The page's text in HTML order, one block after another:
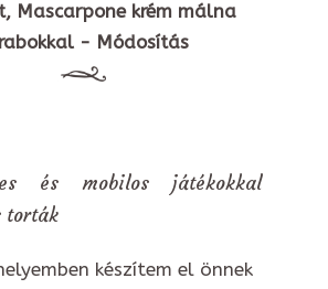
Mascarpone krém málna
- Módosítás
és mobilos játékokkal
torták
készítem el önnek